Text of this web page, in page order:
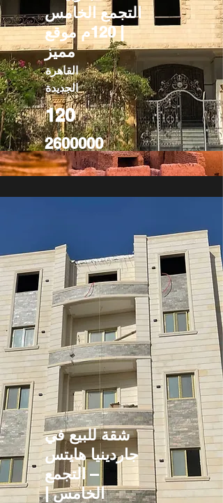
التجمع الخامس
| 120م موقع
مميز
القاهرة
الجديدة
120
2600000
شقة للبيع في
جاردينيا هايتس
– التجمع
الخامس |